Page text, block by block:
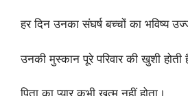
हर दिन उनका संघर्ष बच्चों का भविष्य
उनकी मुस्कान पूरे परिवार की खुशी होती